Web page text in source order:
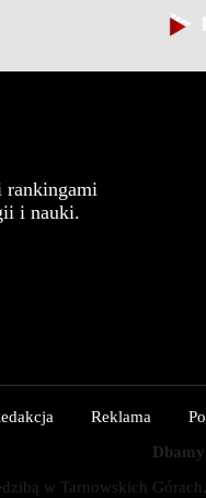
rankingami
i nauki.
Reklama
w Tarnowskich